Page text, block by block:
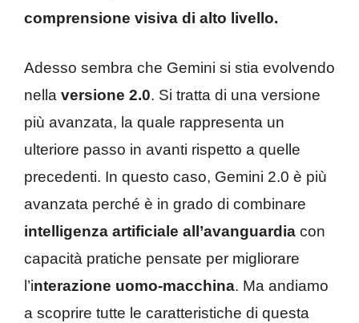
comprensione visiva di alto livello.
Adesso sembra che Gemini si stia evolvendo
nella versione 2.0. Si tratta di una versione
più avanzata, la quale rappresenta un
ulteriore passo in avanti rispetto a quelle
precedenti. In questo caso, Gemini 2.0 è più
avanzata perché è in grado di combinare
intelligenza artificiale all’avanguardia con
capacità pratiche pensate per migliorare
l’interazione uomo-macchina. Ma andiamo
a scoprire tutte le caratteristiche di questa